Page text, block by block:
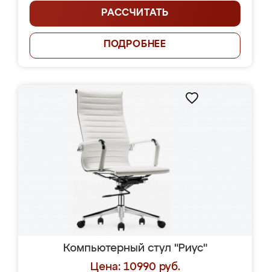
РАССЧИТАТЬ
ПОДРОБНЕЕ
Компьютерный стул "Риус"
Цена: 10990 руб.